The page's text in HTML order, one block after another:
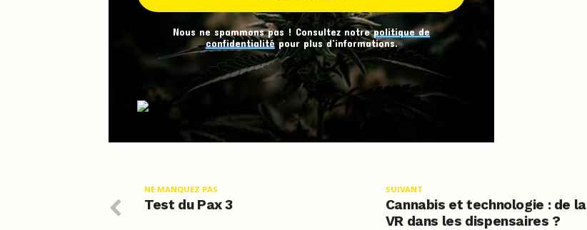
Nous ne spammons pas ! Consultez notrepolitique de
confidentialitépour plus d’informations.
SUIVANT
Cannabis et technologie : de la
VR dans les dispensaires ?
NE MANQUEZ PAS
Test du Pax 3